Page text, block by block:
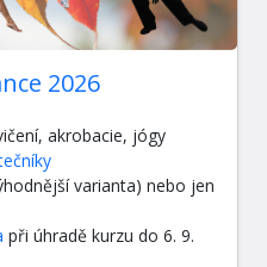
2026
akrobacie, jógy
varianta) nebo jen
při úhradě kurzu do 6. 9.